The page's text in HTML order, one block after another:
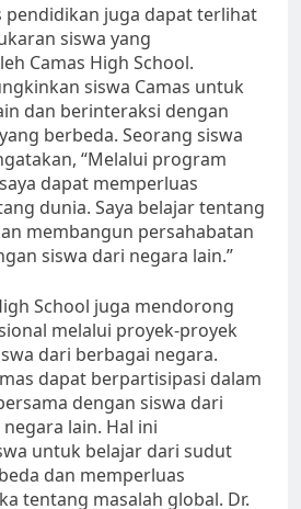
pendidikan juga dapat terlihat
siswa yang
Camas High School.
siswa Camas untuk
dan berinteraksi dengan
berbeda. Seorang siswa
“Melalui program
dapat memperluas
dunia. Saya belajar tentang
membangun persahabatan
siswa dari negara lain.”
School juga mendorong
melalui proyek-proyek
dari berbagai negara.
dapat berpartisipasi dalam
dengan siswa dari
lain. Hal ini
untuk belajar dari sudut
dan memperluas
tentang masalah global. Dr.